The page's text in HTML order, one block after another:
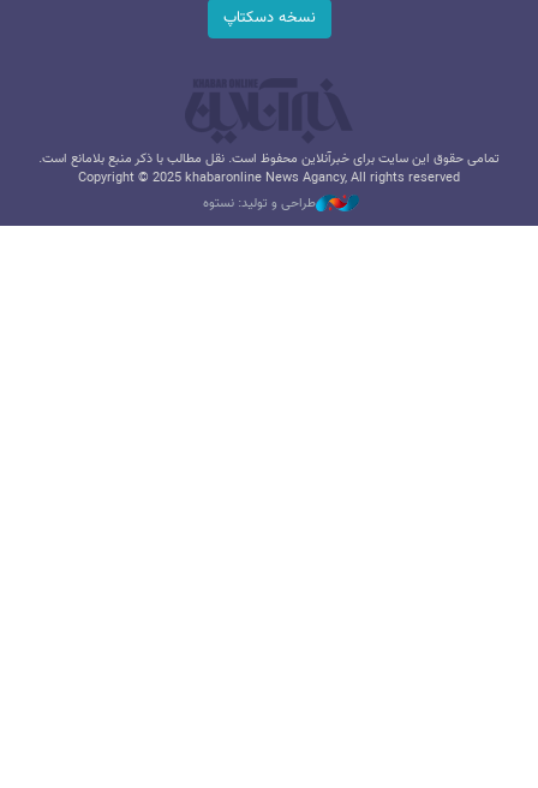
نسخه دسکتاپ
تمامی حقوق این سایت برای خبرآنلاین محفوظ است. نقل مطالب با ذکر منبع بلامانع است.
Copyright © 2025 khabaronline News Agancy, All rights reserved
طراحی و تولید: نستوه